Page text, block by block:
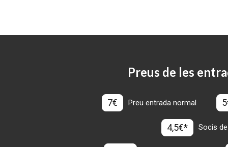
Preus de les
7€ Preu entrada normal
4,5€* Socis